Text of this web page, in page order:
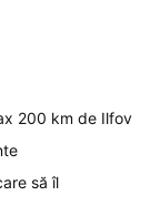
200 km de Ilfov
să îl